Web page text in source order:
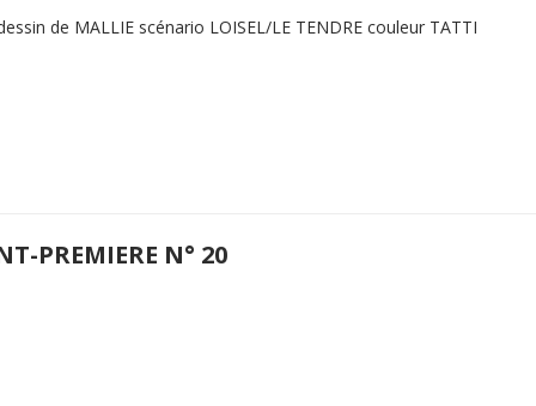
de MALLIE scénario LOISEL/LE TENDRE couleur TATTI
PREMIERE N° 20